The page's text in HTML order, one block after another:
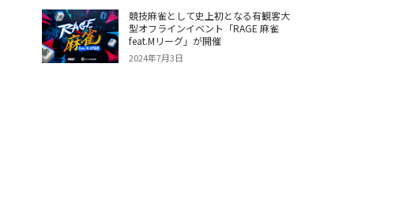
競技麻雀として史上初となる有観客大
型オフラインイベント「RAGE 麻雀
feat.Mリーグ」が開催
2024年7月3日